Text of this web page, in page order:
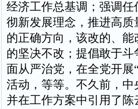
经济工作总基调；强调
彻新发展理念，推进高
的正确方向，该改的、
的坚决不改；提倡敢于
面从严治党，在全党开展
活动，等等。不久前，
并在工作方案中引用了陈